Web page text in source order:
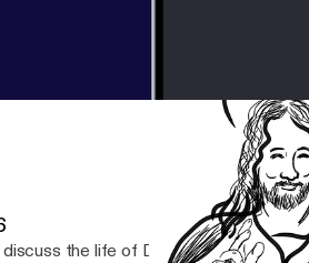
the life of Dahmer.